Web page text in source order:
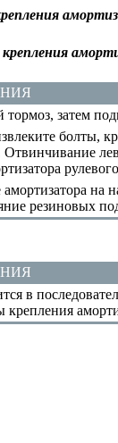
тормоз, затем
болты,
Отвинчивание
амортизатора
резиновых
в
крепления